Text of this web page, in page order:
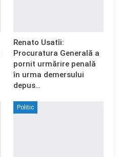
Renato Usatîi:
Procuratura Generală a
pornit urmărire penală
în urma demersului
depus…
Politic